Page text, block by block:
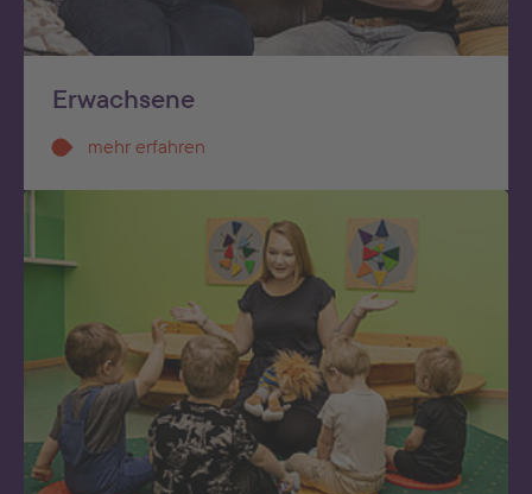
Erwachsene
mehr erfahren